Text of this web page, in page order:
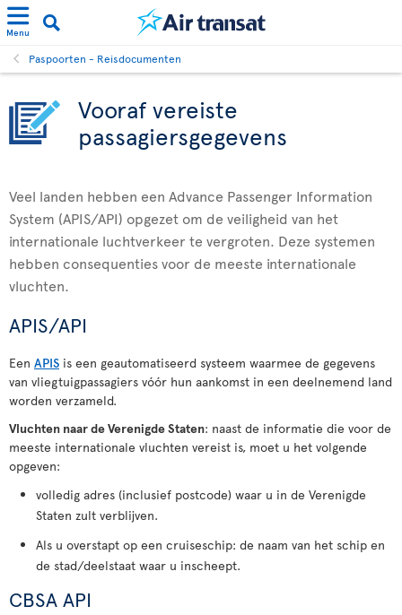
Menu
Paspoorten - Reisdocumenten
Vooraf vereiste
passagiersgegevens
Veel landen hebben een Advance Passenger Information
System (APIS/API) opgezet om de veiligheid van het
internationale luchtverkeer te vergroten. Deze systemen
hebben consequenties voor de meeste internationale
vluchten.
APIS/API
Een APIS is een geautomatiseerd systeem waarmee de gegevens
van vliegtuigpassagiers vóór hun aankomst in een deelnemend land
worden verzameld.
Vluchten naar de Verenigde Staten: naast de informatie die voor de
meeste internationale vluchten vereist is, moet u het volgende
opgeven:
volledig adres (inclusief postcode) waar u in de Verenigde
Staten zult verblijven.
Als u overstapt op een cruiseschip: de naam van het schip en
de stad/deelstaat waar u inscheept.
CBSA API